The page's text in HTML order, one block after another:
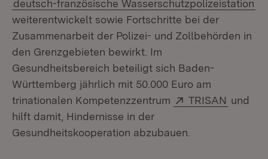
deutsch-französische Wasserschutzpolizeistation
weiterentwickelt sowie Fortschritte bei der
Zusammenarbeit der Polizei- und Zollbehörden in
den Grenzgebieten bewirkt. Im
Gesundheitsbereich beteiligt sich Baden-
Württemberg jährlich mit 50.000 Euro am
trinationalen Kompetenzzentrum
Extern:
TRISAN (Öffnet
und
hilft damit, Hindernisse in der
Gesundheitskooperation abzubauen.